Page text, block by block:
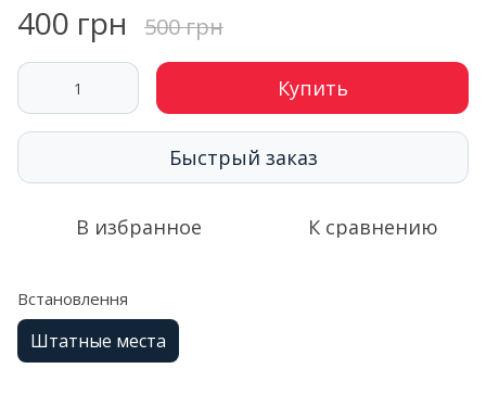
400 грн 500 грн
Купить
Быстрый заказ
В избранное К сравнению
Встановлення
Штатные места